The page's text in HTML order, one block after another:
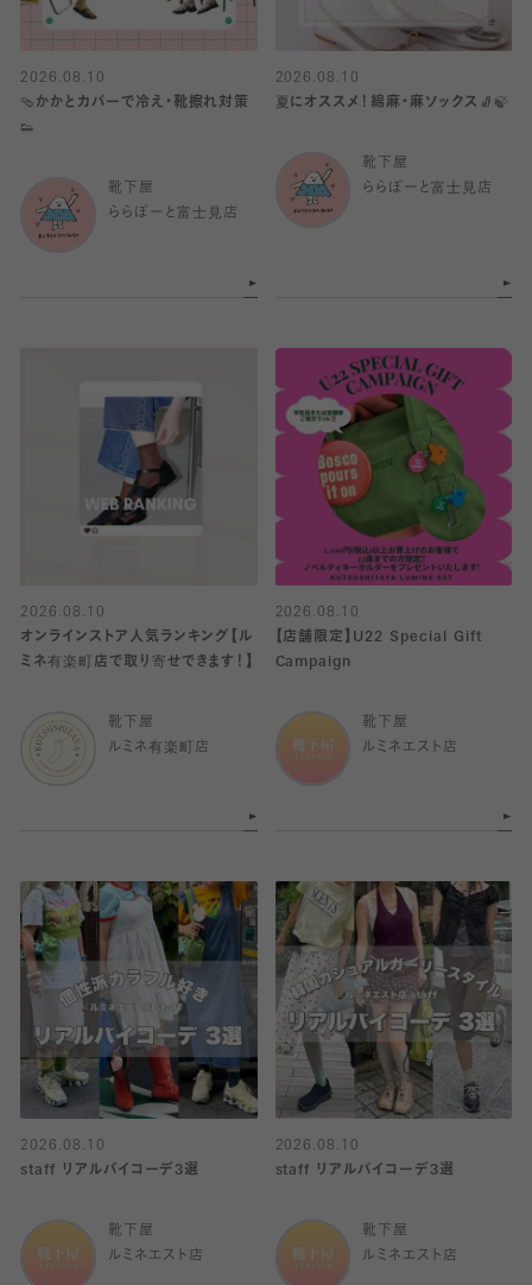
2026.08.10
🩴かかとカバーで冷え・靴擦れ対策
👟
靴下屋
ららぽーと富士見店
2026.08.10
夏にオススメ！綿麻・麻ソックス🧦🍃
靴下屋
ららぽーと富士見店
2026.08.10
オンラインストア人気ランキング【ル
ミネ有楽町店で取り寄せできます！】
靴下屋
ルミネ有楽町店
2026.08.10
【店舗限定】U22 Special Gift
Campaign
靴下屋
ルミネエスト店
2026.08.10
staff リアルバイコーデ3選
靴下屋
ルミネエスト店
2026.08.10
staff リアルバイコーデ3選
靴下屋
ルミネエスト店